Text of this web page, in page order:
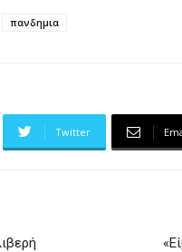
πανδημια
Twitter